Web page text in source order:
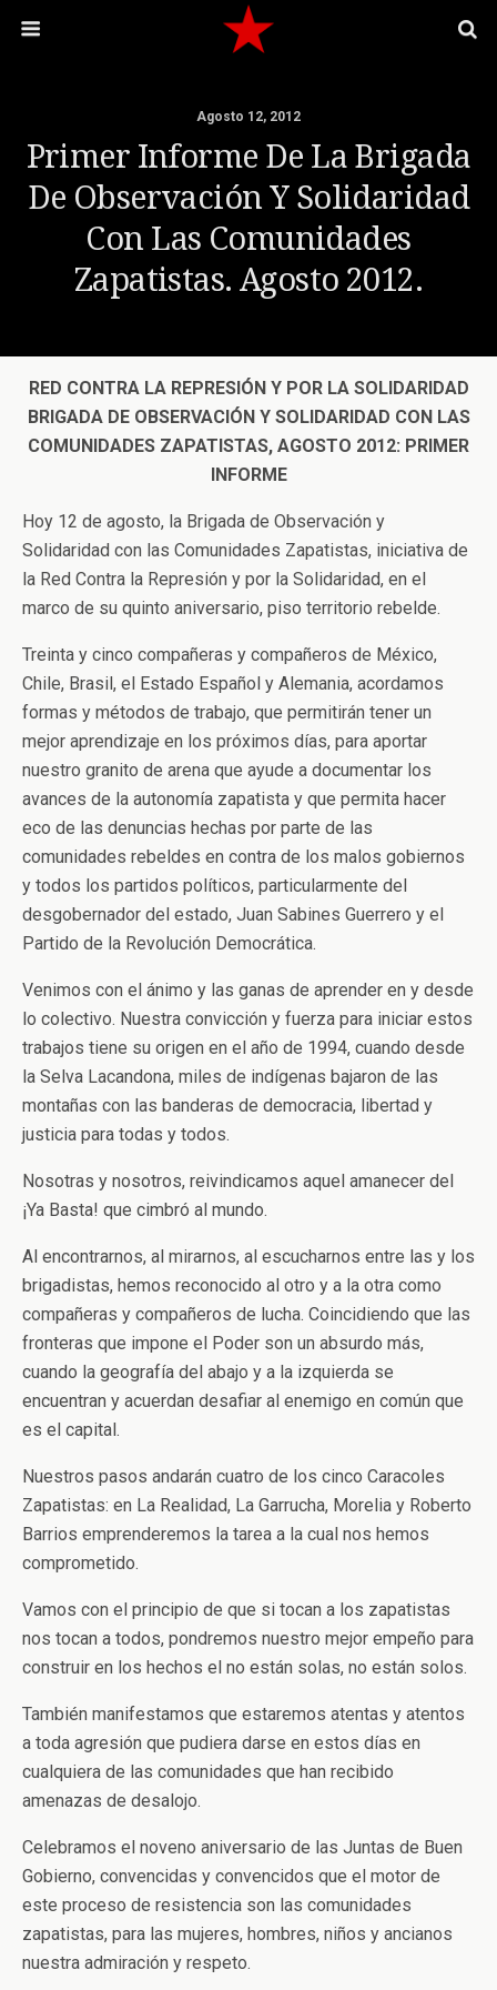
Agosto 12, 2012
Primer Informe De La Brigada
De Observación Y Solidaridad
Con Las Comunidades
Zapatistas. Agosto 2012.
RED CONTRA LA REPRESIÓN Y POR LA SOLIDARIDAD
BRIGADA DE OBSERVACIÓN Y SOLIDARIDAD CON LAS
COMUNIDADES ZAPATISTAS, AGOSTO 2012: PRIMER
INFORME
Hoy 12 de agosto, la Brigada de Observación y
Solidaridad con las Comunidades Zapatistas, iniciativa de
la Red Contra la Represión y por la Solidaridad, en el
marco de su quinto aniversario, piso territorio rebelde.
Treinta y cinco compañeras y compañeros de México,
Chile, Brasil, el Estado Español y Alemania, acordamos
formas y métodos de trabajo, que permitirán tener un
mejor aprendizaje en los próximos días, para aportar
nuestro granito de arena que ayude a documentar los
avances de la autonomía zapatista y que permita hacer
eco de las denuncias hechas por parte de las
comunidades rebeldes en contra de los malos gobiernos
y todos los partidos políticos, particularmente del
desgobernador del estado, Juan Sabines Guerrero y el
Partido de la Revolución Democrática.
Venimos con el ánimo y las ganas de aprender en y desde
lo colectivo. Nuestra convicción y fuerza para iniciar estos
trabajos tiene su origen en el año de 1994, cuando desde
la Selva Lacandona, miles de indígenas bajaron de las
montañas con las banderas de democracia, libertad y
justicia para todas y todos.
Nosotras y nosotros, reivindicamos aquel amanecer del
¡Ya Basta! que cimbró al mundo.
Al encontrarnos, al mirarnos, al escucharnos entre las y los
brigadistas, hemos reconocido al otro y a la otra como
compañeras y compañeros de lucha. Coincidiendo que las
fronteras que impone el Poder son un absurdo más,
cuando la geografía del abajo y a la izquierda se
encuentran y acuerdan desafiar al enemigo en común que
es el capital.
Nuestros pasos andarán cuatro de los cinco Caracoles
Zapatistas: en La Realidad, La Garrucha, Morelia y Roberto
Barrios emprenderemos la tarea a la cual nos hemos
comprometido.
Vamos con el principio de que si tocan a los zapatistas
nos tocan a todos, pondremos nuestro mejor empeño para
construir en los hechos el no están solas, no están solos.
También manifestamos que estaremos atentas y atentos
a toda agresión que pudiera darse en estos días en
cualquiera de las comunidades que han recibido
amenazas de desalojo.
Celebramos el noveno aniversario de las Juntas de Buen
Gobierno, convencidas y convencidos que el motor de
este proceso de resistencia son las comunidades
zapatistas, para las mujeres, hombres, niños y ancianos
nuestra admiración y respeto.